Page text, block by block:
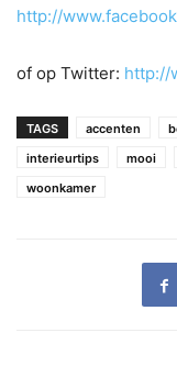
http://
of op Twitter: http://
TAGS accenten
interieurtips
mooi
woonkamer